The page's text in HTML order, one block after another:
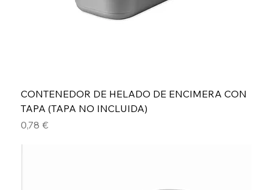
CONTENEDOR DE HELADO DE ENCIMERA CON
TAPA (TAPA NO INCLUIDA)
Precio
0,78 €